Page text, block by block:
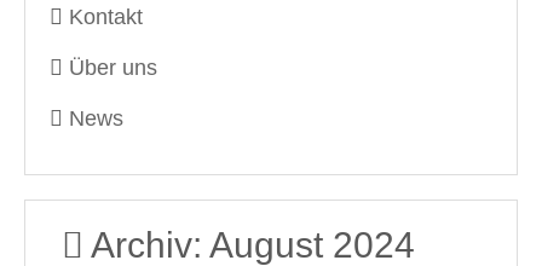
Kontakt
Über uns
News
Archiv: August 2024